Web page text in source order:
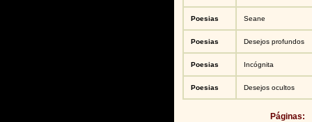
Poesias Seane
Poesias Desejos profundos
Poesias Incógnita
Poesias Desejos ocultos
Páginas: